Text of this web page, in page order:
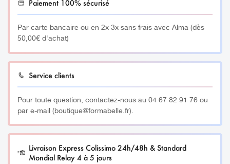
Wonderlack Extrem Degraissant Ref: WLED125
Dégraisse les ongles pour une adhérence maximale de
nos Vernis UV Permanents Wonderlack Extrem®.
Pour une adhérence maximale des Vernis UV Permanents
frotter vigoureusement toute la surface des ongles avec
un carré de cellulose imbibé du Dégraissant , afin de les
dégraisser et les préparer avant la pose de la Base
Fixante Wonderlack Extrem®.
Paiement 100% sécurisé
Par carte bancaire ou en 2x 3x sans frais avec Alma (dès
50,00€ d'achat)
Service clients
Pour toute question, contactez-nous au 04 67 82 91 76 ou
par e-mail (boutique@formabelle.fr).
Livraison Express Colissimo 24h/48h & Standard
Mondial Relay 4 à 5 jours